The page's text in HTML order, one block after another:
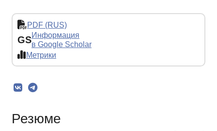
PDF (RUS)
GSИнформация
в Google Scholar
Метрики
Резюме